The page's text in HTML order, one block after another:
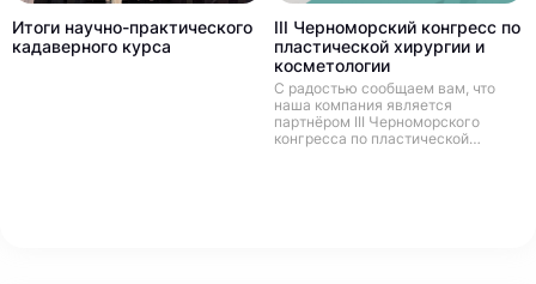
Итоги научно-практического
кадаверного курса
III Черноморский конгресс по
пластической хирургии и
косметологии
С радостью сообщаем вам, что
наша компания является
партнёром III Черноморского
конгресса по пластической